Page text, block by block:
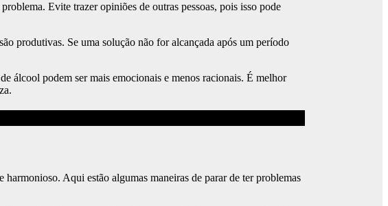
Evite trazer opiniões de outras pessoas, pois isso pode
produtivas. Se uma solução não for alcançada após um período
álcool podem ser mais emocionais e menos racionais. É melhor
Aqui estão algumas maneiras de parar de ter problemas